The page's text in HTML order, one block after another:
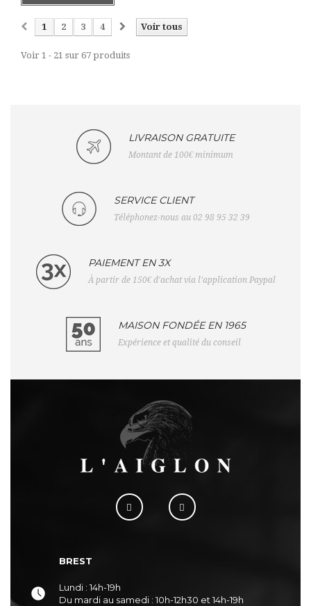
Voir tous
1 2 3 4
Voir 1 - 21 sur 67 produits
LIVRAISON GRATUITE
Montant de 100€ minimum
SERVICE CLIENT
Téléphonez-nous au 02 98 95 32 39
PAIEMENT EN 3X
À partir de 150€ d'achat via l'application Paypal
MAISON FONDÉE EN 1965
Expérience et qualité du conseil
BREST
Lundi : 14h-19h
Du mardi au samedi : 10h-12h30 et 14h-19h